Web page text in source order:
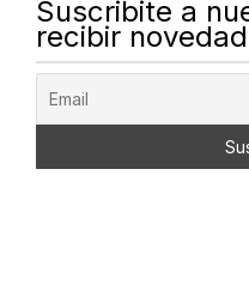
Suscribite a
recibir